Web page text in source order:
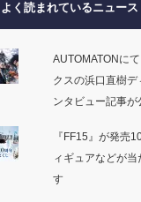
よく読まれているニュース
AUTOMATONに
クスの浜口直樹デ
ンタビュー記事
『FF15』が発売
ィギュアなどが
す